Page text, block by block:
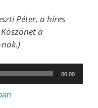
Péter, a híres
a
00:00